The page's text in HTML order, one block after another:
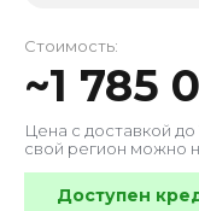
Стоимость:
~1 785
Цена с доставкой до
свой регион можно
Доступен